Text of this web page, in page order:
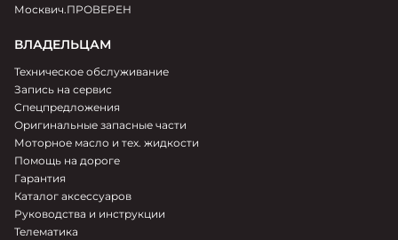
Москвич.ПРОВЕРЕН
ВЛАДЕЛЬЦАМ
Техническое обслуживание
Запись на сервис
Спецпредложения
Оригинальные запасные части
Моторное масло и тех. жидкости
Помощь на дороге
Гарантия
Каталог аксессуаров
Руководства и инструкции
Телематика